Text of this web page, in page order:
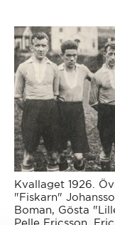
Kvallaget 1926.
"Fiskarn"
Boman, Gösta